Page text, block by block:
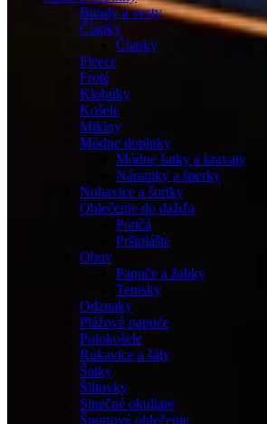
Bundy a vesty
Čiapky
Čiapky
Fleece
Froté
Klobúky
Košele
Mikiny
Módne doplnky
Módne šatky a kravaty
Náramky a šperky
Nohavice a šortky
Oblečenie do dažďa
Pončá
Pršiplášte
Obuv
Papuče a žabky
Tenisky
Odznaky
Plážové papuče
Polokošele
Rukavice a šály
Šatky
Šiltovky
Slnečné okuliare
Športové oblečenie